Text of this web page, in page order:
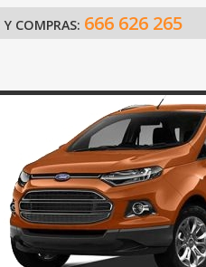
COMPRAS: 666 626 265